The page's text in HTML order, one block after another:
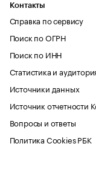
Контакты
Справка по сервису
Поиск по ОГРН
Поиск по ИНН
Статистика и
Источники данных
Источник отчетности
Вопросы и ответы
Политика Cookies РБК